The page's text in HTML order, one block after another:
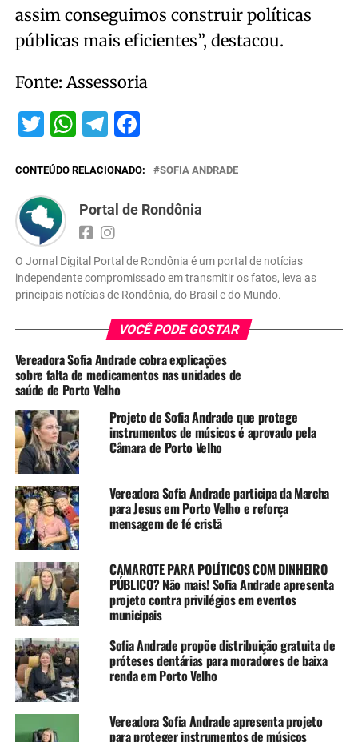
assim conseguimos construir políticas
públicas mais eficientes”, destacou.
Fonte: Assessoria
Twitter
WhatsApp
Telegram
Facebook
CONTEÚDO RELACIONADO: SOFIA ANDRADE
Portal de Rondônia
O Jornal Digital Portal de Rondônia é um portal de notícias
independente compromissado em transmitir os fatos, leva as
principais notícias de Rondônia, do Brasil e do Mundo.
VOCÊ PODE GOSTAR
Vereadora Sofia Andrade cobra explicações
sobre falta de medicamentos nas unidades de
saúde de Porto Velho
Projeto de Sofia Andrade que protege
instrumentos de músicos é aprovado pela
Câmara de Porto Velho
Vereadora Sofia Andrade participa da Marcha
para Jesus em Porto Velho e reforça
mensagem de fé cristã
CAMAROTE PARA POLÍTICOS COM DINHEIRO
PÚBLICO? Não mais! Sofia Andrade apresenta
projeto contra privilégios em eventos
municipais
Sofia Andrade propõe distribuição gratuita de
próteses dentárias para moradores de baixa
renda em Porto Velho
Vereadora Sofia Andrade apresenta projeto
para proteger instrumentos de músicos